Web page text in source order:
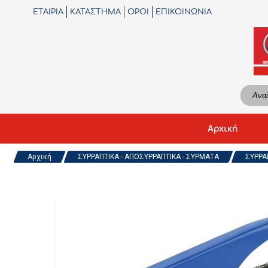
ΕΤΑΙΡΙΑ ΚΑΤΑΣΤΗΜΑ ΟΡΟΙ ΕΠΙΚΟΙΝΩΝΙΑ
Αρχική
Αρχική ΣΥΡΡΑΠΤΙΚΑ - ΑΠΟΣΥΡΡΑΠΤΙΚΑ - ΣΥΡΜΑΤΑ